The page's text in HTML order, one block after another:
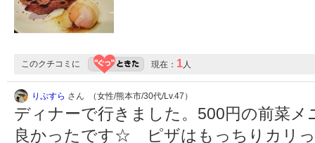
このクチコミに 現在： 1 人
りぷすら さん （女性/熊本市/30代/Lv.47）
ディナーで行きました。500円の前菜
良かったです☆ ピザはもっちりカリ